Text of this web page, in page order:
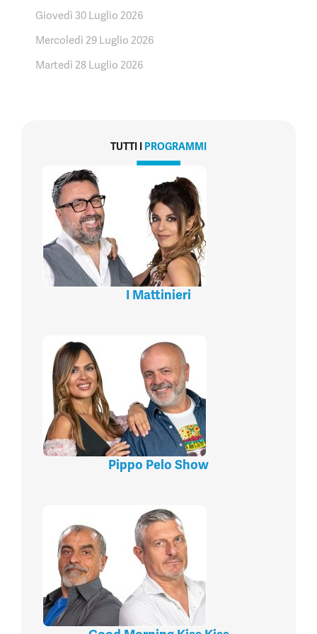
Giovedì 30 Luglio 2026
Mercoledì 29 Luglio 2026
Martedì 28 Luglio 2026
TUTTI I PROGRAMMI
I Mattinieri
Pippo Pelo Show